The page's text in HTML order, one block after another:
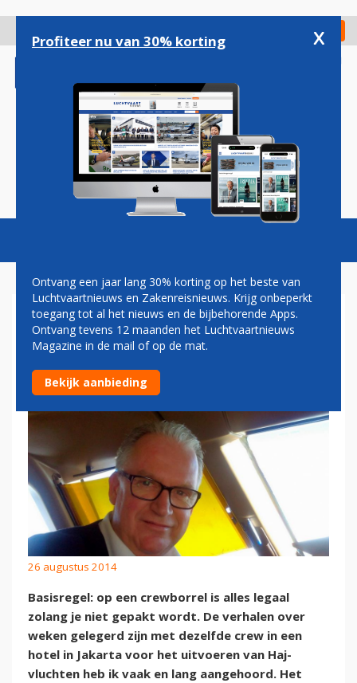
gaan
Check in
Magazine Podcasts Vacatures
HERMAN MATEBOER:
CREWBORREL
26 augustus 2014
Basisregel: op een crewborrel is alles legaal
zolang je niet gepakt wordt. De verhalen over
weken gelegerd zijn met dezelfde crew in een
hotel in Jakarta voor het uitvoeren van Haj-
vluchten heb ik vaak en lang aangehoord. Het
Profiteer nu van 30% korting x
Ontvang een jaar lang 30% korting op het beste van
Luchtvaartnieuws en Zakenreisnieuws. Krijg onbeperkt
toegang tot al het nieuws en de bijbehorende Apps.
Ontvang tevens 12 maanden het Luchtvaartnieuws
Magazine in de mail of op de mat.
Bekijk aanbieding